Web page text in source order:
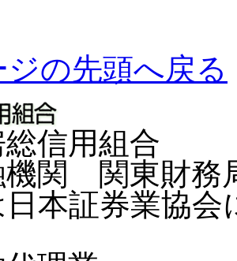
の先頭へ戻る
信用組合
機関 関東財務
日本証券業協